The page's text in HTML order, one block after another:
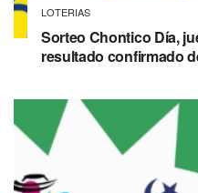
LOTERIAS
Sorteo Chontico Día,
resultado confirmado